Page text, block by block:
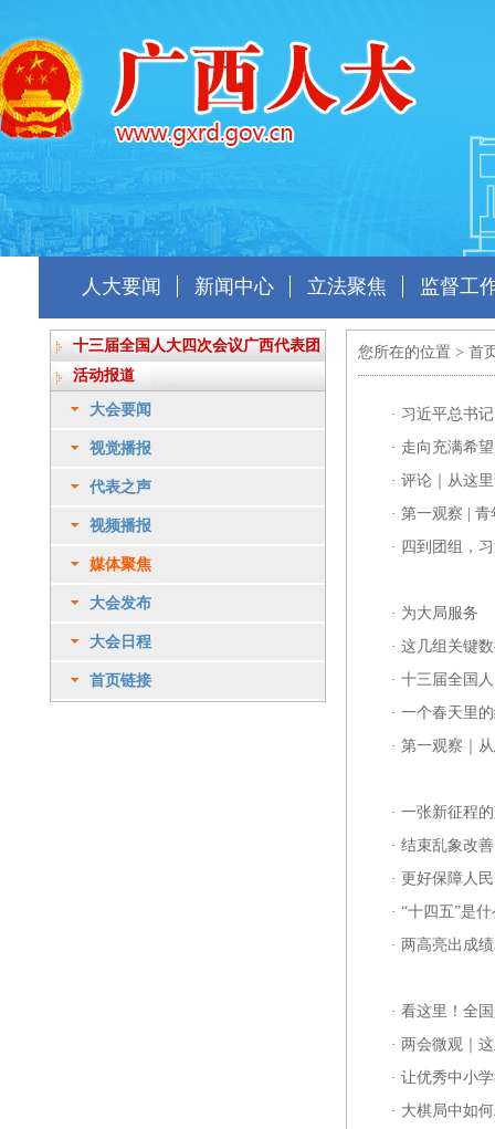
人大要闻 新闻中心 立法聚焦 监督工
十三届全国人大四次会议广西代表团
活动报道
大会要闻
视觉播报
代表之声
视频播报
媒体聚焦
大会发布
大会日程
首页链接
您所在的位置 > 首
· 习近平总书
· 走向充满希
· 评论｜从这
· 第一观察 | 青
· 四到团组，
· 为大局服务
· 这几组关键
· 十三届全国
· 一个春天里
· 第一观察｜
· 一张新征程
· 结束乱象改
· 更好保障人
· “十四五”是什
· 两高亮出成
· 看这里！全
· 两会微观｜
· 让优秀中小
· 大棋局中如